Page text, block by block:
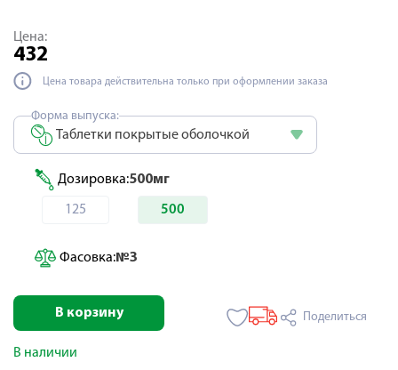
Цена:
432
Цена товара действительна только при оформлении заказа
Форма выпуска:
Таблетки покрытые оболочкой
Дозировка:500мг
125 500
Фасовка:№3
В корзину Поделиться
В наличии